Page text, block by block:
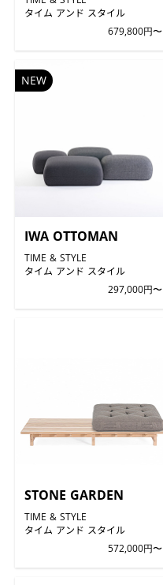
タイム アンド スタイル
679,800円〜
IWA OTTOMAN
TIME & STYLE
タイム アンド スタイル
297,000円〜
NEW
STONE GARDEN
TIME & STYLE
タイム アンド スタイル
572,000円〜